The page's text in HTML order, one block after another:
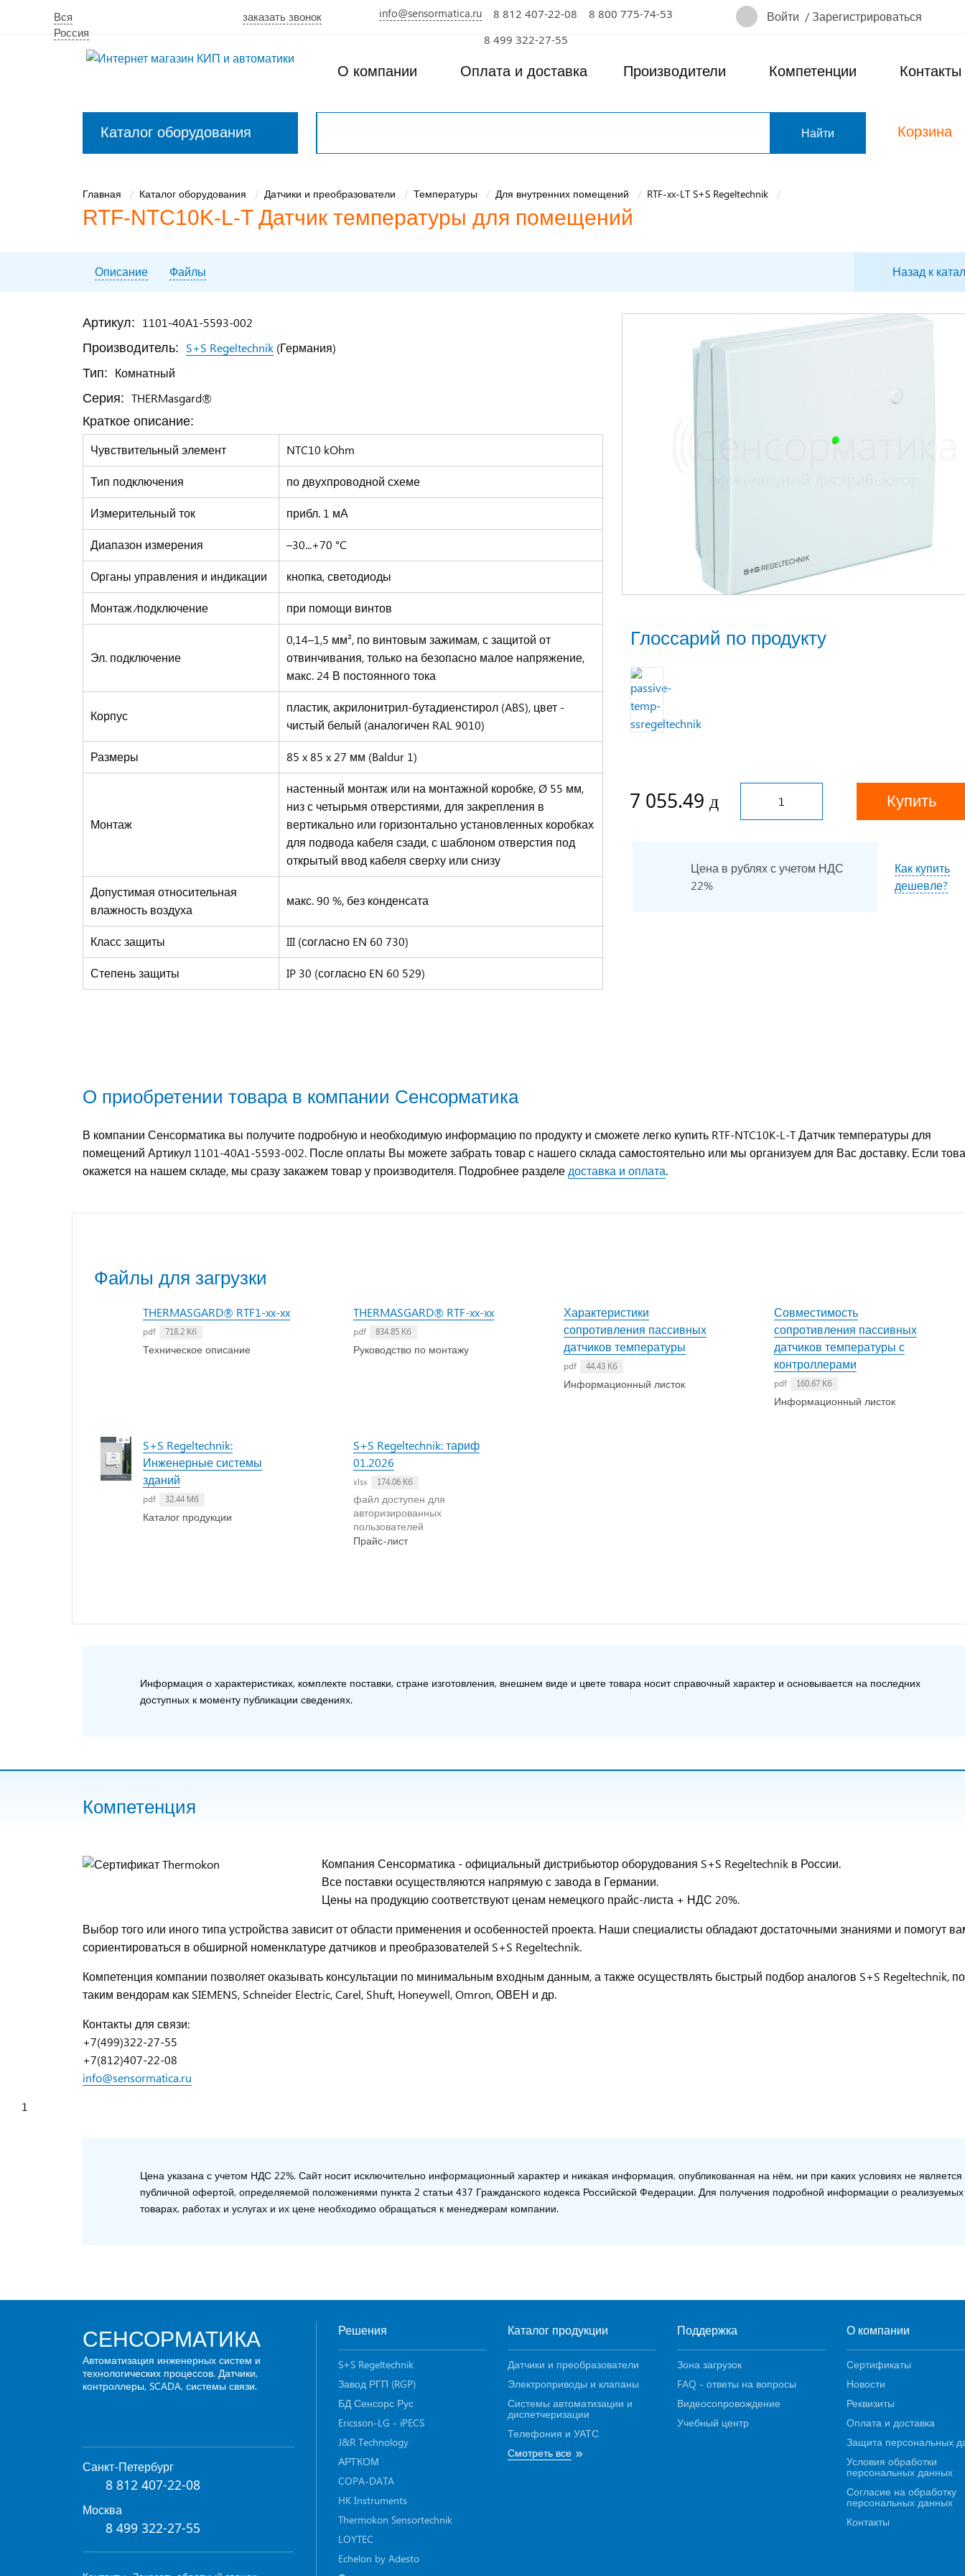
Вся
Россия
заказать звонок info@sensormatica.ru 8 812 407-22-08
8 800 775-74-53
8 499 322-27-55
Войти /Зарегистрироваться
О компании Оплата и доставка Производители Компетенции Контакты
Каталог оборудования Корзина
Главная Каталог оборудования Датчики и преобразователи Температуры Для внутренних помещений RTF-xx-LT S+S Regeltechnik
RTF-NTC10K-L-T Датчик температуры для помещений
Описание Файлы Назад к
Глоссарий по продукту
7 055.49 Купить
Цена в рублях с учетом НДС
22%
Как купить
дешевле?
Артикул: 1101-40A1-5593-002
Производитель: S+S Regeltechnik (Германия)
Тип: Комнатный
Серия: THERMasgard®
Краткое описание:
Чувствительный элемент NTC10 kOhm
Тип подключения по двухпроводной схеме
Измерительный ток прибл. 1 мА
Диапазон измерения –30...+70 °C
Органы управления и индикации кнопка, светодиоды
Монтаж ⁄подключение при помощи винтов
Эл. подключение
0,14–1,5 мм², по винтовым зажимам, с защитой от
отвинчивания, только на безопасно малое напряжение,
макс. 24 В постоянного тока
Корпус
пластик, акрилонитрил-бутадиенстирол (ABS), цвет -
чистый белый (аналогичен RAL 9010)
Размеры 85 x 85 x 27 мм (Baldur 1)
Монтаж
настенный монтаж или на монтажной коробке, Ø 55 мм,
низ с четырьмя отверстиями, для закрепления в
вертикально или горизонтально установленных коробках
для подвода кабеля сзади, с шаблоном отверстия под
открытый ввод кабеля сверху или снизу
Допустимая относительная
влажность воздуха
макс. 90 %, без конденсата
Класс защиты III (согласно EN 60 730)
Степень защиты IP 30 (согласно EN 60 529)
О приобретении товара в компании Сенсорматика
В компании Сенсорматика вы получите подробную и необходимую информацию по продукту и сможете легко купить RTF-NTC10K-L-T Датчик температуры для
помещений Артикул 1101-40A1-5593-002. После оплаты Вы можете забрать товар с нашего склада самостоятельно или мы организуем для Вас доставку. Если
окажется на нашем складе, мы сразу закажем товар у производителя. Подробнее разделе доставка и оплата.
Файлы для загрузки
THERMASGARD® RTF1-xx-xx
pdf 718.2 Кб
Техническое описание
THERMASGARD® RTF-xx-xx
pdf 834.85 Кб
Руководство по монтажу
Характеристики
сопротивления пассивных
датчиков температуры
pdf 44.43 Кб
Информационный листок
Совместимость
сопротивления пассивных
датчиков температуры с
контроллерами
pdf 160.67 Кб
Информационный листок
S+S Regeltechnik:
Инженерные системы
зданий
pdf 32.44 Мб
Каталог продукции
S+S Regeltechnik: тариф
01.2026
xlsx 174.06 Кб
файл доступен для
авторизированных
пользователей
Прайс-лист
Информация о характеристиках, комплекте поставки, стране изготовления, внешнем виде и цвете товара носит справочный характер и основывается на последних
доступных к моменту публикации сведениях.
Компетенция
Компания Сенсорматика - официальный дистрибьютор оборудования S+S Regeltechnik в России.
Все поставки осуществляются напрямую с завода в Германии.
Цены на продукцию соответствуют ценам немецкого прайс-листа + НДС 20%.
Выбор того или иного типа устройства зависит от области применения и особенностей проекта. Наши специалисты обладают достаточными знаниями и помогут
сориентироваться в обширной номенклатуре датчиков и преобразователей S+S Regeltechnik.
Компетенция компании позволяет оказывать консультации по минимальным входным данным, а также осуществлять быстрый подбор аналогов S+S Regeltechnik, по
таким вендорам как SIEMENS, Schneider Electric, Carel, Shuft, Honeywell, Omron, ОВЕН и др.
Контакты для связи:
+7(499)322-27-55
+7(812)407-22-08
info@sensormatica.ru
1
Цена указана с учетом НДС 22%. Сайт носит исключительно информационный характер и никакая информация, опубликованная на нём, ни при каких условиях не является
публичной офертой, определяемой положениями пункта 2 статьи 437 Гражданского кодекса Российской Федерации. Для получения подробной информации о реализуемых
товарах, работах и услугах и их цене необходимо обращаться к менеджерам компании.
СЕНСОРМАТИКА
Автоматизация инженерных систем и
технологических процессов. Датчики,
контроллеры, SCADA, системы связи.
Санкт-Петербург
8 812 407-22-08
Москва
8 499 322-27-55
Решения
S+S Regeltechnik
Завод РГП (RGP)
БД Сенсорс Рус
Ericsson-LG - iPECS
J&R Technology
АРТКОМ
COPA-DATA
HK Instruments
Thermokon Sensortechnik
LOYTEC
Echelon by Adesto
Каталог продукции
Датчики и преобразователи
Электроприводы и клапаны
Системы автоматизации и
диспетчеризации
Телефония и УАТС
Смотреть все »
Поддержка
Зона загрузок
FAQ - ответы на вопросы
Видеосопровождение
Учебный центр
О компании
Сертификаты
Новости
Реквизиты
Оплата и доставка
Защита персональных
Условия обработки
персональных данных
Согласие на обработку
персональных данных
Контакты